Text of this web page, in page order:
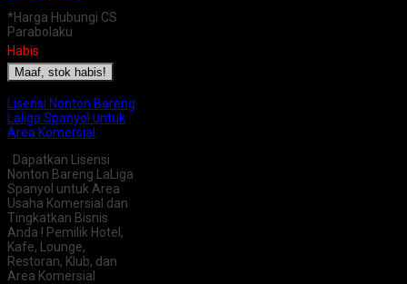
*Harga Hubungi CS
Parabolaku
Habis
Maaf, stok habis!
Lisensi Nonton Bareng
Laliga Spanyol untuk
Area Komersial
Dapatkan Lisensi
Nonton Bareng LaLiga
Spanyol untuk Area
Usaha Komersial dan
Tingkatkan Bisnis
Anda ! Pemilik Hotel,
Kafe, Lounge,
Restoran, Klub, dan
Area Komersial